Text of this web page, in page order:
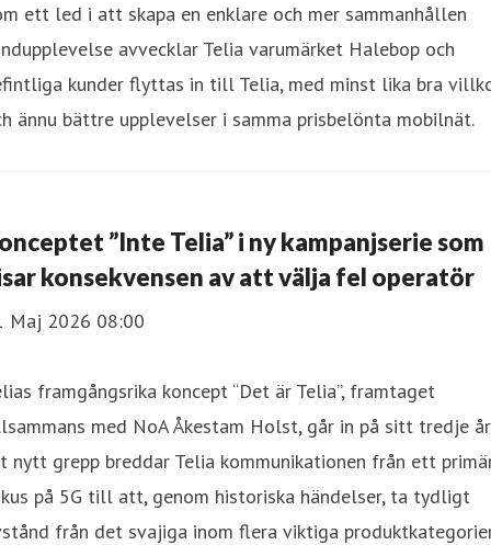
ett led i att skapa en enklare och mer sammanhållen
avvecklar Telia varumärket Halebop och
kunder flyttas in till Telia, med minst lika bra
ännu bättre upplevelser i samma prisbelönta mobilnät.
”Inte Telia” i ny kampanjserie som
konsekvensen av att välja fel operatör
Maj 2026 08:00
framgångsrika koncept “Det är Telia”, framtaget
med NoA Åkestam Holst, går in på sitt tredje
nytt grepp breddar Telia kommunikationen från ett
på 5G till att, genom historiska händelser, ta tydligt
från det svajiga inom flera viktiga